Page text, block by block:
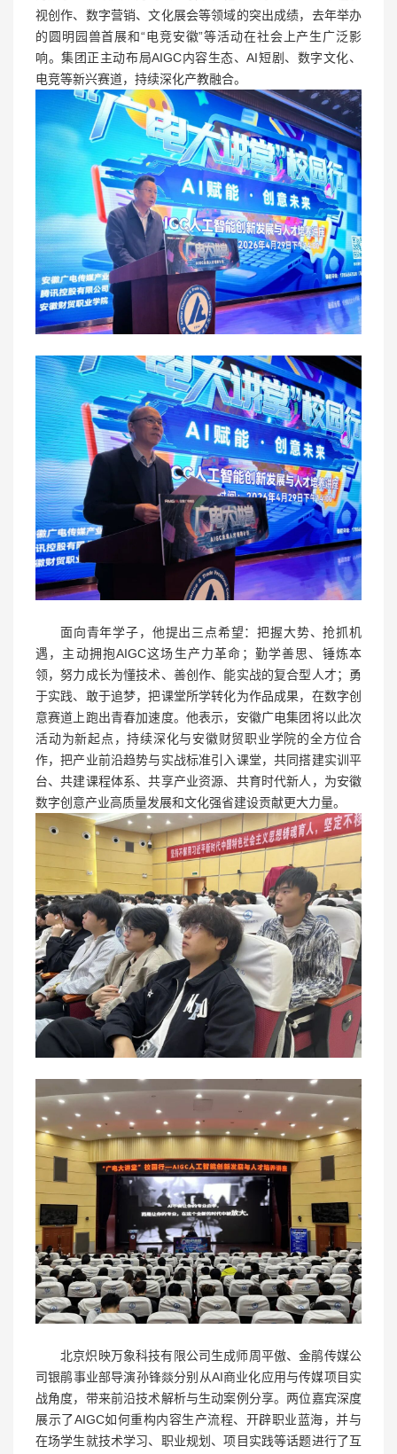
视创作、数字营销、文化展会等领域的突出成绩，去年举办
的圆明园兽首展和“电竞安徽”等活动在社会上产生广泛影
响。集团正主动布局AIGC内容生态、AI短剧、数字文化、
电竞等新兴赛道，持续深化产教融合。
面向青年学子，他提出三点希望：把握大势、抢抓机
遇，主动拥抱AIGC这场生产力革命；勤学善思、锤炼本
领，努力成长为懂技术、善创作、能实战的复合型人才；勇
于实践、敢于追梦，把课堂所学转化为作品成果，在数字创
意赛道上跑出青春加速度。他表示，安徽广电集团将以此次
活动为新起点，持续深化与安徽财贸职业学院的全方位合
作，把产业前沿趋势与实战标准引入课堂，共同搭建实训平
台、共建课程体系、共享产业资源、共育时代新人，为安徽
数字创意产业高质量发展和文化强省建设贡献更大力量。
北京炽映万象科技有限公司生成师周平傲、金鹃传媒公
司银鹃事业部导演孙锋燚分别从AI商业化应用与传媒项目实
战角度，带来前沿技术解析与生动案例分享。两位嘉宾深度
展示了AIGC如何重构内容生产流程、开辟职业蓝海，并与
在场学生就技术学习、职业规划、项目实践等话题进行了互